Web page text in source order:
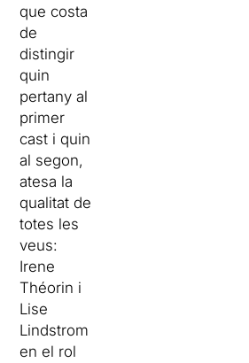
que costa
de
distingir
quin
pertany al
primer
cast i quin
al segon,
atesa la
qualitat de
totes les
veus:
Irene
Théorin i
Lise
Lindstrom
en el rol